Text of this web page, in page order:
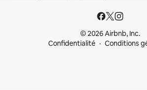
© 2026 Airbnb, Inc.
Confidentialité
Conditions